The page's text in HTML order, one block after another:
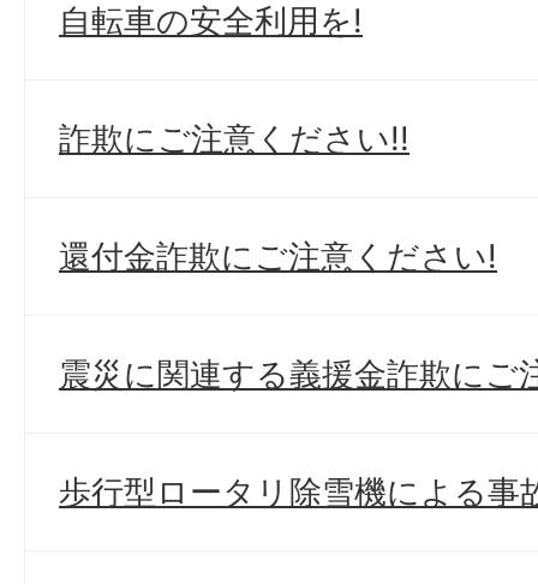
自転車の安全利用を!
詐欺にご注意ください!!
還付金詐欺にご注意ください!
震災に関連する義援金詐欺にご
歩行型ロータリ除雪機による事